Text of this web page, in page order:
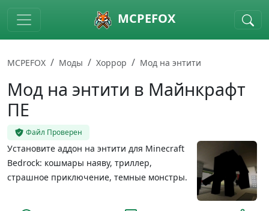
Skip to main content MCPEFOX
MCPEFOX Моды Хоррор Мод на энтити
Мод на энтити в Майнкрафт
ПЕ
Файл Проверен
Установите аддон на энтити для Minecraft
Bedrock: кошмары наяву, триллер,
страшное приключение, темные монстры.